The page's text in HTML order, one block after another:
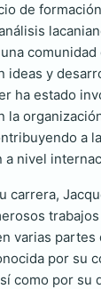
de
ideas y
ha estado
la
a
a nivel
carrera,
trabajos
varias partes
por su
como por su